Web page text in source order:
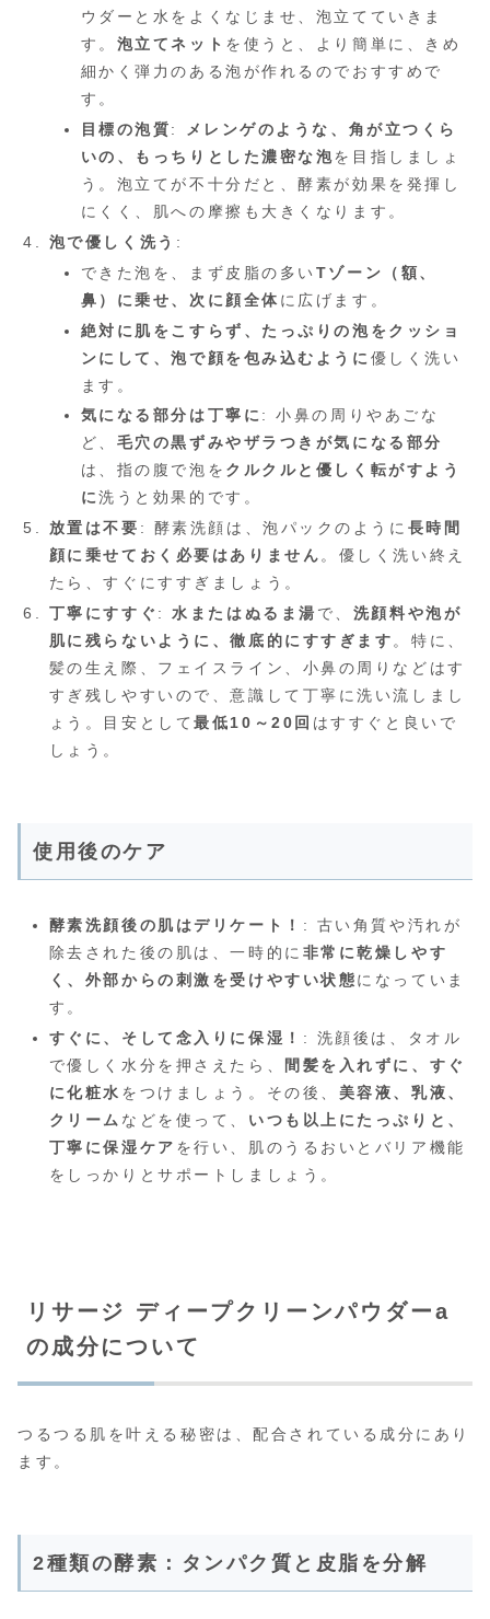
ウダーと水をよくなじませ、泡立てていきま
す。 泡立てネット を使うと、より簡単に、きめ
細かく弾力のある泡が作れるのでおすすめで
す。
目標の泡質:
メレンゲのような、角が立つくら
いの、もっちりとした濃密な泡を目指しましょ
う。泡立てが不十分だと、酵素が効果を発揮し
にくく、肌への摩擦も大きくなります。
泡で優しく洗う :
できた泡を、まず皮脂の多い Tゾーン（額、
鼻）に乗せ、次に顔全体に広げます。
絶対に肌をこすらず、たっぷりの泡をクッショ
ンにして、泡で顔を包み込むように 優しく洗い
ます。
気になる部分は丁寧に: 小鼻の周りやあごな
ど、 毛穴の黒ずみやザラつきが気になる部分
は、指の腹で泡を クルクルと優しく転がすよう
に洗うと効果的です。
放置は不要 : 酵素洗顔は、泡パックのように 長時間
顔に乗せておく必要はありません 。優しく洗い終え
たら、すぐにすすぎましょう。
丁寧にすすぐ :水またはぬるま湯 で、 洗顔料や泡が
肌に残らないように、徹底的にすすぎます 。特に、
髪の生え際、フェイスライン、小鼻の周りなどはす
すぎ残しやすいので、意識して丁寧に洗い流しまし
ょう。目安として最低10～20回 はすすぐと良いで
しょう。
使用後のケア
酵素洗顔後の肌はデリケート！ : 古い角質や汚れが
除去された後の肌は、一時的に 非常に乾燥しやす
く、外部からの刺激を受けやすい状態になっていま
す。
すぐに、そして念入りに保湿！ : 洗顔後は、タオル
で優しく水分を押さえたら、
間髪を入れずに、すぐ
に化粧水 をつけましょう。その後、 美容液、乳液、
クリーム などを使って、 いつも以上にたっぷりと、
丁寧に保湿ケア を行い、肌のうるおいとバリア機能
をしっかりとサポートしましょう。
リサージ ディープクリーンパウダーa
の成分について
つるつる肌を叶える秘密は、配合されている成分にあり
ます。
2種類の酵素：タンパク質と皮脂を分解